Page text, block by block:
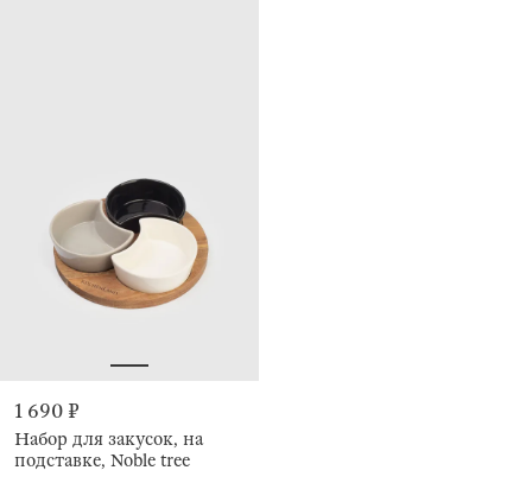
1 690 ₽
Набор для закусок, на
подставке, Noble tree